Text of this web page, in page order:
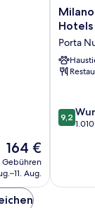
Der
Preis
beträgt
164 €
Gebühren
Aug.
Milano
Verticale
UNA
|
and
Resorts
Hotels
Porta
9.2
von
9,2